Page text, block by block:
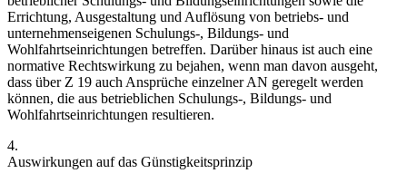
Errichtung, Ausgestaltung und Auflösung von betriebs- und
unternehmenseigenen Schulungs-, Bildungs- und
Wohlfahrtseinrichtungen betreffen. Darüber hinaus ist auch eine
normative Rechtswirkung zu bejahen, wenn man davon ausgeht,
dass über Z 19 auch Ansprüche einzelner AN geregelt werden
können, die aus betrieblichen Schulungs-, Bildungs- und
Wohlfahrtseinrichtungen resultieren.
4.
Auswirkungen auf das Günstigkeitsprinzip